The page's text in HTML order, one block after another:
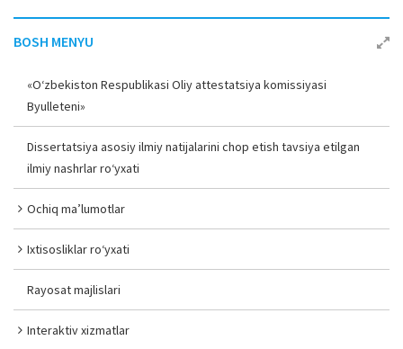
BOSH MENYU
«O‘zbekiston Respublikasi Oliy attestatsiya komissiyasi
Byulleteni»
Dissertatsiya asosiy ilmiy natijalarini chop etish tavsiya etilgan
ilmiy nashrlar ro‘yxati
Ochiq ma’lumotlar
Ixtisosliklar ro‘yxati
Rayosat majlislari
Interaktiv xizmatlar